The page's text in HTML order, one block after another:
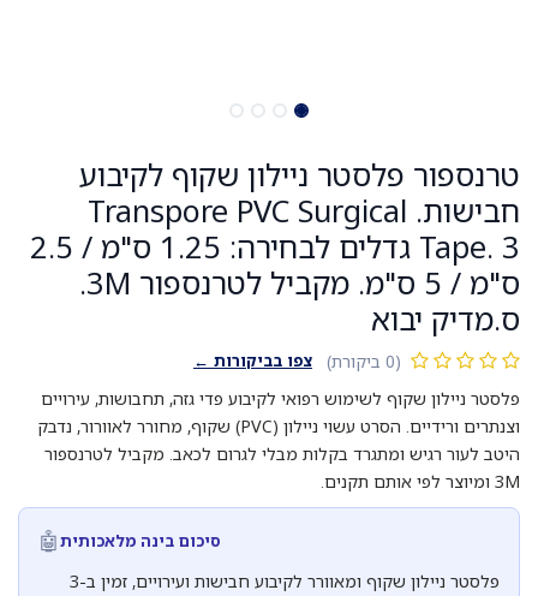
טרנספור פלסטר ניילון שקוף לקיבוע
חבישות. Transpore PVC Surgical
Tape. 3 גדלים לבחירה: 1.25 ס"מ / 2.5
ס"מ / 5 ס"מ. מקביל לטרנספור 3M.
ס.מדיק יבוא
(0 ביקורת) צפו בביקורות ←
פלסטר ניילון שקוף לשימוש רפואי לקיבוע פדי גזה, תחבושות, עירויים
וצנתרים ורידיים. הסרט עשוי ניילון (PVC) שקוף, מחורר לאוורור, נדבק
היטב לעור רגיש ומתגרד בקלות מבלי לגרום לכאב. מקביל לטרנספור
3M ומיוצר לפי אותם תקנים.
סיכום בינה מלאכותית🤖
פלסטר ניילון שקוף ומאוורר לקיבוע חבישות ועירויים, זמין ב-3